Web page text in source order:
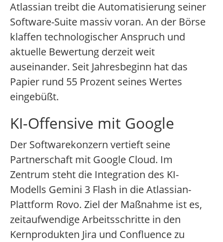
Atlassian treibt die Automatisierung seiner
Software-Suite massiv voran. An der Börse
klaffen technologischer Anspruch und
aktuelle Bewertung derzeit weit
auseinander. Seit Jahresbeginn hat das
Papier rund 55 Prozent seines Wertes
eingebüßt.
KI-Offensive mit Google
Der Softwarekonzern vertieft seine
Partnerschaft mit Google Cloud. Im
Zentrum steht die Integration des KI-
Modells Gemini 3 Flash in die Atlassian-
Plattform Rovo. Ziel der Maßnahme ist es,
zeitaufwendige Arbeitsschritte in den
Kernprodukten Jira und Confluence zu